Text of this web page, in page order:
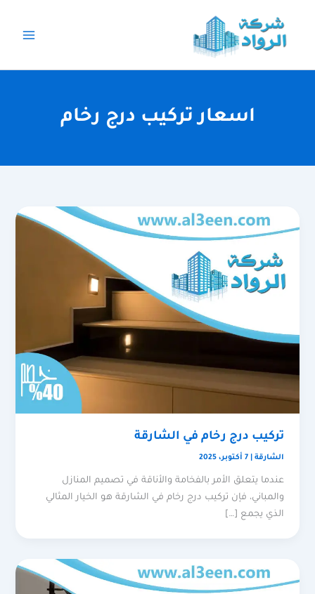
المحتوى
اسعار تركيب درج رخام
تركيب درج رخام في الشارقة
الشارقة |7 أكتوبر، 2025
عندما يتعلق الأمر بالفخامة والأناقة في تصميم المنازل
والمباني، فإن تركيب درج رخام في الشارقة هو الخيار المثالي
الذي يجمع […]